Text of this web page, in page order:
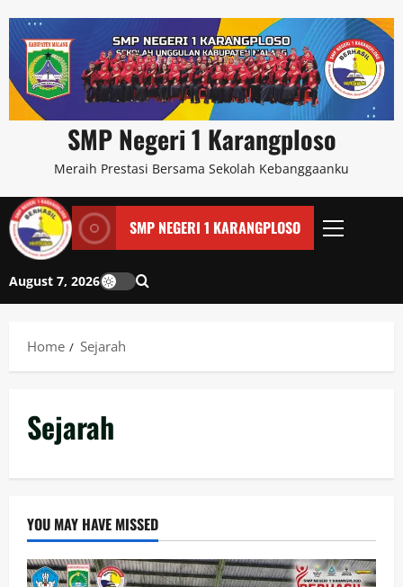
SMP Negeri 1 Karangploso
Meraih Prestasi Bersama Sekolah Kebanggaanku
SMP NEGERI 1 KARANGPLOSO
August 7, 2026
Home Sejarah
Sejarah
YOU MAY HAVE MISSED